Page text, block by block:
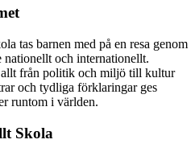
tas barnen med på en resa genom
nationellt och internationellt.
allt från politik och miljö till kultur
och tydliga förklaringar ges
runtom i världen.
Skola